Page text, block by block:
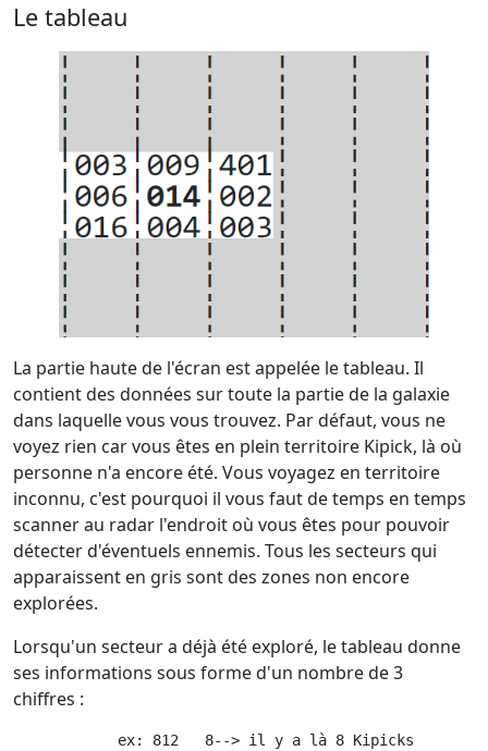
Le tableau
La partie haute de l'écran est appelée le tableau. Il
contient des données sur toute la partie de la galaxie
dans laquelle vous vous trouvez. Par défaut, vous ne
voyez rien car vous êtes en plein territoire Kipick, là où
personne n'a encore été. Vous voyagez en territoire
inconnu, c'est pourquoi il vous faut de temps en temps
scanner au radar l'endroit où vous êtes pour pouvoir
détecter d'éventuels ennemis. Tous les secteurs qui
apparaissent en gris sont des zones non encore
explorées.
Lorsqu'un secteur a déjà été exploré, le tableau donne
ses informations sous forme d'un nombre de 3
chiffres :
            ex: 812   8--> il y a là 8 Kipicks